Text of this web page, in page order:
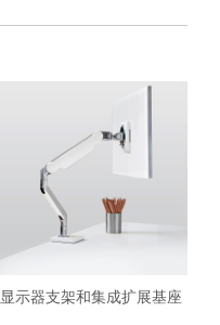
显示器支架和集成扩展基座